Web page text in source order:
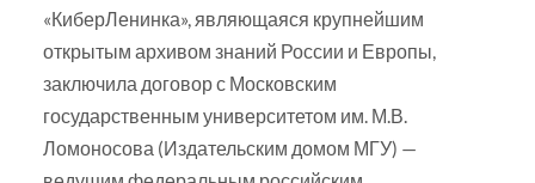
«КиберЛенинка», являющаяся крупнейшим
открытым архивом знаний России и Европы,
заключила договор с Московским
государственным университетом им. М.В.
Ломоносова (Издательским домом МГУ) —